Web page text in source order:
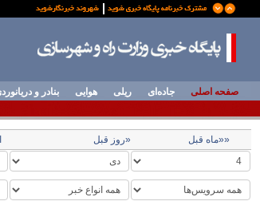
صفحه اصلی جاده‌ای ریلی هوایی بنادر و
««ماه قبل «روز قبل